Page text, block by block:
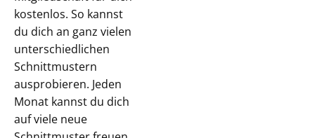
kostenlos. So kannst
du dich an ganz vielen
unterschiedlichen
Schnittmustern
ausprobieren. Jeden
Monat kannst du dich
auf viele neue